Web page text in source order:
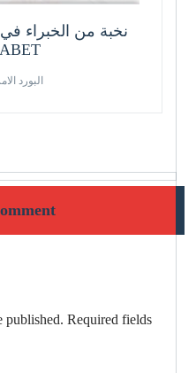
نخبة من الخبراء في
معايير ABET
البورد
published. Required fields